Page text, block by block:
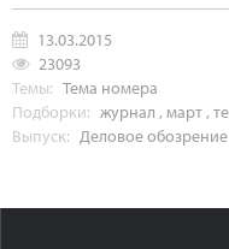
13.03.2015
23093
Темы: Тема номера
Подборки: журнал ,март,
Выпуск: Деловое